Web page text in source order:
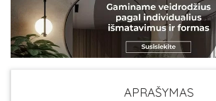
APRAŠYMAS